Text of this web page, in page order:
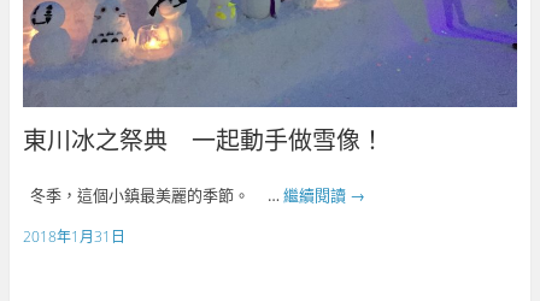
東川冰之祭典 一起動手做雪像！
冬季，這個小鎮最美麗的季節。 … 繼續閱讀 →
2018年1月31日